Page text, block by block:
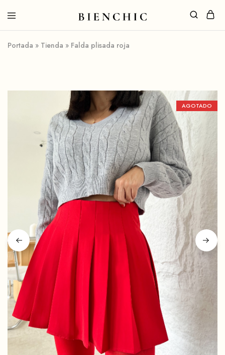
Portada » Tienda » Falda plisada roja
AGOTADO